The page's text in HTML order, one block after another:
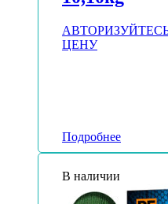
ЦЕНУ
Подробнее
В наличии